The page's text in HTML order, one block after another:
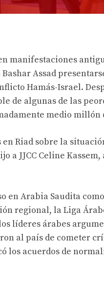
manifestaciones
Assad
Hamás-Israel.
de algunas de las
medio millón
en Riad sobre la
a JJCC Celine
en Arabia Saudita
regional, la Liga
líderes árabes
al país de cometer
acuerdos de